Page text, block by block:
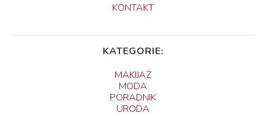
KONTAKT
KATEGORIE:
MAKIJAŻ
MODA
PORADNIK
URODA